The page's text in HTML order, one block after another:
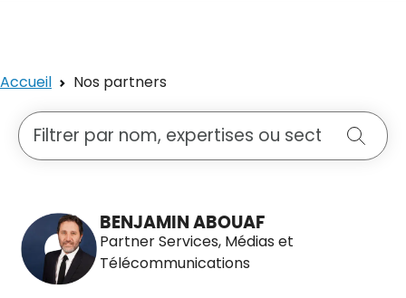
Accueil
Nos partners
Rechercher une personne
BENJAMIN ABOUAF
Partner Services, Médias et
Télécommunications